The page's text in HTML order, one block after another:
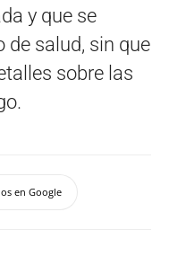
y que se
de salud, sin que
sobre las
en Google